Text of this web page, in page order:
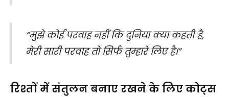
“मुझे कोई परवाह नहीं कि दुनिया क्या कहती है,
मेरी सारी परवाह तो सिर्फ तुम्हारे लिए है।”
रिश्तों में संतुलन बनाए रखने के लिए कोट्स